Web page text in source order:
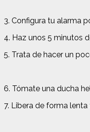
3. Configura tu alarma
4. Haz unos 5 minutos
5. Trata de hacer un
6. Tómate una ducha
7. Libera de forma lenta